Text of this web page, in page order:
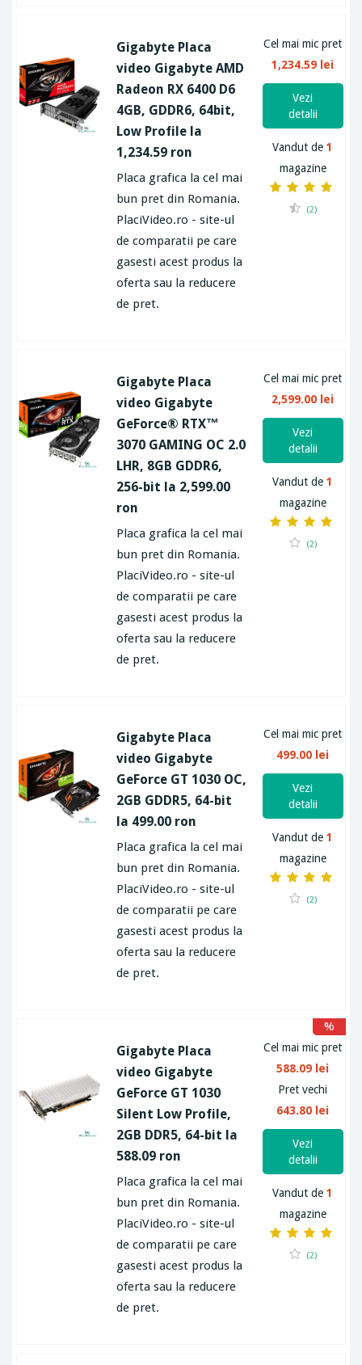
Gigabyte Placa
video Gigabyte AMD
Radeon RX 6400 D6
4GB, GDDR6, 64bit,
Low Profile la
1,234.59 ron
Placa grafica la cel mai
bun pret din Romania.
PlaciVideo.ro - site-ul
de comparatii pe care
gasesti acest produs la
oferta sau la reducere
de pret.
Cel mai mic pret
1,234.59 lei
Vezi
detalii
Vandut de1
magazine
(2)
Gigabyte Placa
video Gigabyte
GeForce® RTX™
3070 GAMING OC 2.0
LHR, 8GB GDDR6,
256-bit la 2,599.00
ron
Placa grafica la cel mai
bun pret din Romania.
PlaciVideo.ro - site-ul
de comparatii pe care
gasesti acest produs la
oferta sau la reducere
de pret.
Cel mai mic pret
2,599.00 lei
Vezi
detalii
Vandut de1
magazine
(2)
Gigabyte Placa
video Gigabyte
GeForce GT 1030 OC,
2GB GDDR5, 64-bit
la 499.00 ron
Placa grafica la cel mai
bun pret din Romania.
PlaciVideo.ro - site-ul
de comparatii pe care
gasesti acest produs la
oferta sau la reducere
de pret.
Cel mai mic pret
499.00 lei
Vezi
detalii
Vandut de1
magazine
(2)
Gigabyte Placa
video Gigabyte
GeForce GT 1030
Silent Low Profile,
2GB DDR5, 64-bit la
588.09 ron
Placa grafica la cel mai
bun pret din Romania.
PlaciVideo.ro - site-ul
de comparatii pe care
gasesti acest produs la
oferta sau la reducere
de pret.
Cel mai mic pret
588.09 lei
Pret vechi
643.80 lei
%
Vezi
detalii
Vandut de1
magazine
(2)